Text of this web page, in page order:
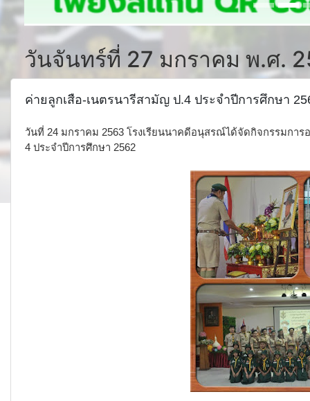
วันจันทร์ที่ 27 มกราคม พ.ศ.
ค่ายลูกเสือ-เนตรนารีสามัญ ป.4 ประจำปีการศึกษา
วันที่ 24 มกราคม 2563 โรงเรียนนาคดีอนุสรณ์ได้จัดกิจกรรมกา
4 ประจำปีการศึกษา 2562